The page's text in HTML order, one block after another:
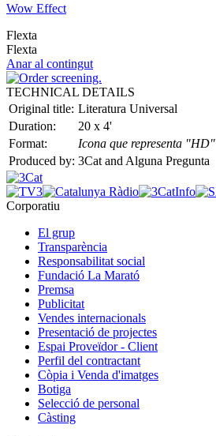
Wow Effect
Flexta
Flexta
Anar al contingut
TECHNICAL DETAILS
Original title: Literatura Universal
Duration:
20 x 4'
Format:
Icona que representa "HD"
Produced by: 3Cat and Alguna Pregunta
Corporatiu
El grup
Transparència
Responsabilitat social
Fundació La Marató
Premsa
Publicitat
Vendes internacionals
Presentació de projectes
Espai Proveïdor - Client
Perfil del contractant
Còpia i Venda d'imatges
Botiga
Selecció de personal
Càsting